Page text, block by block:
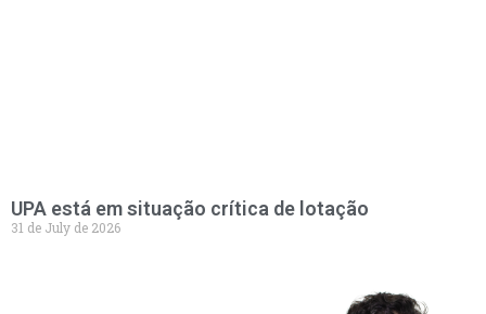
UPA está em situação crítica de lotação
31 de July de 2026